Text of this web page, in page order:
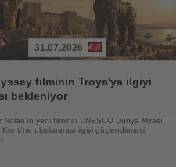
31.07.2026
filminin Troya'ya ilgiyi
bekleniyor
Nolan'ın yeni filminin UNESCO Dünya Mirası
Kenti'ne uluslararası ilgiyi güçlendirmesi